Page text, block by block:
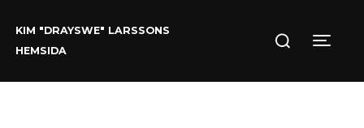
KIM "DRAYSWE" LARSSONS
HEMSIDA
efter:
Slå